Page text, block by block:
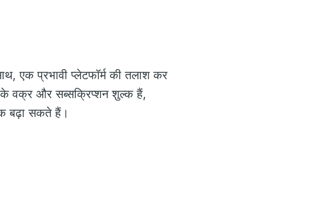
एक प्रभावी प्लेटफॉर्म की तलाश कर
के वक्र और सब्सक्रिप्शन शुल्क हैं,
बढ़ा सकते हैं।